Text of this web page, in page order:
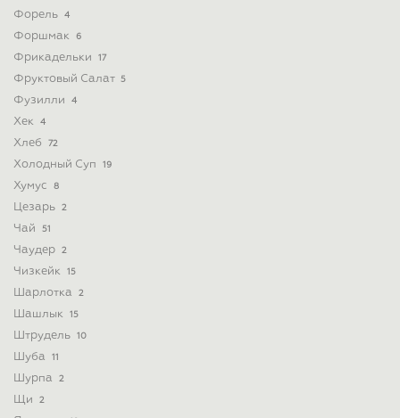
Форель 4
Форшмак 6
Фрикадельки 17
Фруктовый Салат 5
Фузилли 4
Хек 4
Хлеб 72
Холодный Суп 19
Хумус 8
Цезарь 2
Чай 51
Чаудер 2
Чизкейк 15
Шарлотка 2
Шашлык 15
Штрудель 10
Шуба 11
Шурпа 2
Щи 2